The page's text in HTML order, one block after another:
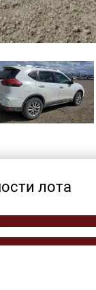
лота